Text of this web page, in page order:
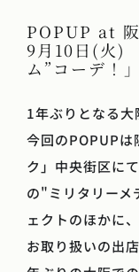
POPUP at
9月10日(火)
ム”コーデ！」
1年ぶりとなる大
今回のPOPUPは
ク」中央街区に
の"ミリタリーメ
ェクトのほかに
お取り扱いの出